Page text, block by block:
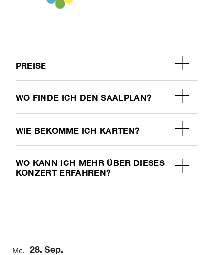
PREISE
WO FINDE ICH DEN SAALPLAN?
WIE BEKOMME ICH KARTEN?
WO KANN ICH MEHR ÜBER DIESES
KONZERT ERFAHREN?
28. Sep.
Mo.